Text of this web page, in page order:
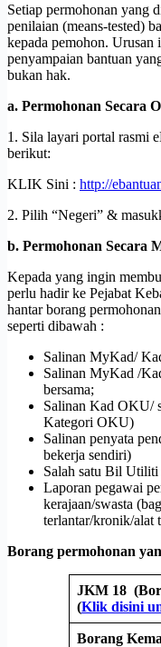
Setiap permohonan yang
penilaian (means-tested)
kepada pemohon. Urusan
penyampaian bantuan
bukan hak.
a. Permohonan Secara
1. Sila layari portal rasmi
berikut:
KLIK Sini : http://
2. Pilih “Negeri” &
b. Permohonan Secara
Kepada yang ingin
perlu hadir ke Pejabat
hantar borang
seperti dibawah :
Salinan MyKad/
Salinan MyKad /
bersama;
Salinan Kad OKU/
Kategori OKU)
Salinan penyata
bekerja sendiri)
Salah satu Bil
Laporan pegawai
kerajaan/swasta
terlantar/kronik/alat
Borang permohonan
JKM 18
(Klik disini
Borang